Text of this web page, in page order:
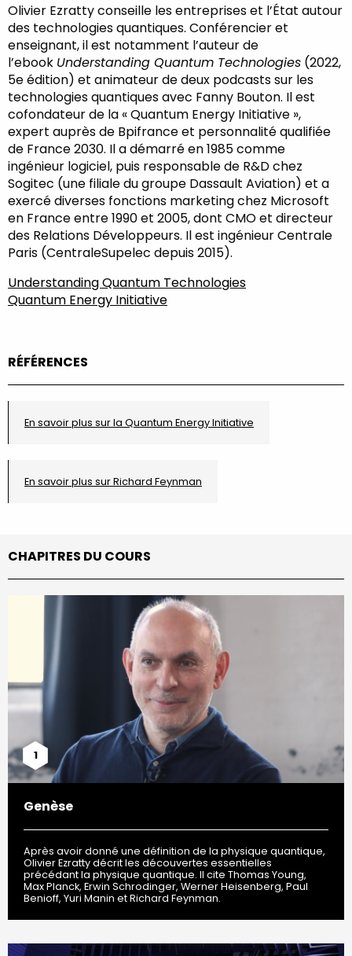
Olivier Ezratty conseille les entreprises et l’État autour
des technologies quantiques. Conférencier et
enseignant, il est notamment l’auteur de
l’ebook Understanding Quantum Technologies (2022,
5e édition) et animateur de deux podcasts sur les
technologies quantiques avec Fanny Bouton. Il est
cofondateur de la « Quantum Energy Initiative »,
expert auprès de Bpifrance et personnalité qualifiée
de France 2030. Il a démarré en 1985 comme
ingénieur logiciel, puis responsable de R&D chez
Sogitec (une filiale du groupe Dassault Aviation) et a
exercé diverses fonctions marketing chez Microsoft
en France entre 1990 et 2005, dont CMO et directeur
des Relations Développeurs. Il est ingénieur Centrale
Paris (CentraleSupelec depuis 2015).
Understanding Quantum Technologies
Quantum Energy Initiative
RÉFÉRENCES
En savoir plus sur la Quantum Energy Initiative
En savoir plus sur Richard Feynman
CHAPITRES DU COURS
1
Genèse
Après avoir donné une définition de la physique quantique,
Olivier Ezratty décrit les découvertes essentielles
précédant la physique quantique. Il cite Thomas Young,
Max Planck, Erwin Schrodinger, Werner Heisenberg, Paul
Benioff, Yuri Manin et Richard Feynman.